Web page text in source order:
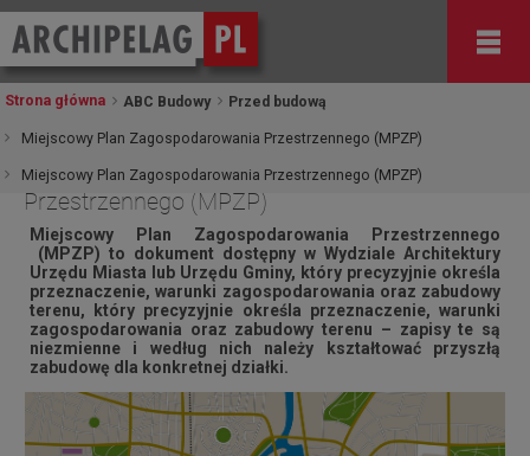
Strona główna ABC Budowy Przed budową
Miejscowy Plan Zagospodarowania Przestrzennego (MPZP)
Miejscowy Plan Zagospodarowania Przestrzennego (MPZP)
Miejscowy Plan Zagospodarowania
Przestrzennego (MPZP)
Miejscowy Plan Zagospodarowania Przestrzennego
(MPZP) to dokument dostępny w Wydziale Architektury
Urzędu Miasta lub Urzędu Gminy, który precyzyjnie określa
przeznaczenie, warunki zagospodarowania oraz zabudowy
terenu, który precyzyjnie określa przeznaczenie, warunki
zagospodarowania oraz zabudowy terenu – zapisy te są
niezmienne i według nich należy kształtować przyszłą
zabudowę dla konkretnej działki.